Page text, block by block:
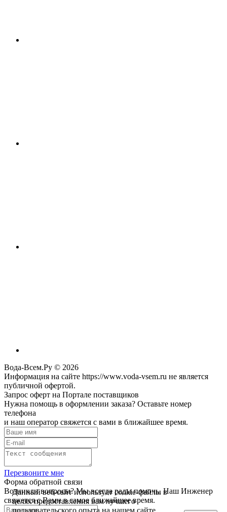
Вода-Всем.Ру © 2026
Информация на сайте https://www.voda-vsem.ru не является
публичной офертой.
Запрос оферт на Портале поставщиков
Нужна помощь в оформлении заказа? Оставьте номер
телефона
и наш оператор свяжется с вами в ближайшее время.
Перезвоните мне
Форма обратной связи
Возникли вопросы? Мы всегда рады помочь. Наш Инженер
свяжется с Вами в самое ближайшее время.
Данный веб-сайт использует cookie-файлы в
целях предоставления вам лучшего
пользовательского опыта на нашем сайте.